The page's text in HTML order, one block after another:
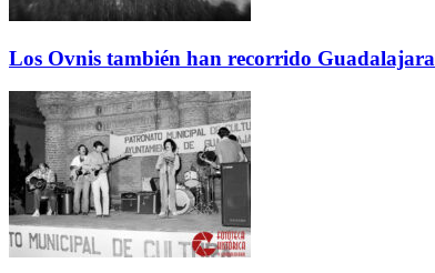
Los Ovnis también han recorrido Guadalajara